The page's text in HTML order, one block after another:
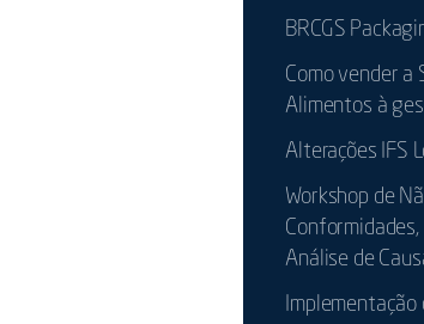
BRCGS
Como vender a
Alimentos à
Alterações IFS
Workshop de
Análise de
Implementação